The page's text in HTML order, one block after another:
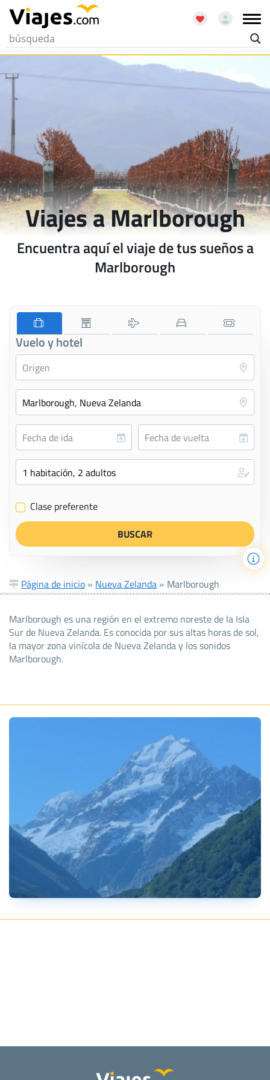
Viajes a Marlborough
Encuentra aquí el viaje de tus sueños a
Marlborough
Vuelo y hotel
✔ Clase preferente
Página de inicio » Nueva Zelanda » Marlborough
Marlborough es una región en el extremo noreste de la Isla
Sur de Nueva Zelanda. Es conocida por sus altas horas de sol,
la mayor zona vinícola de Nueva Zelanda y los sonidos
Marlborough.